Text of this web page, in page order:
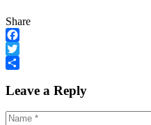
Share
Facebook
Twitter
Leave a Reply